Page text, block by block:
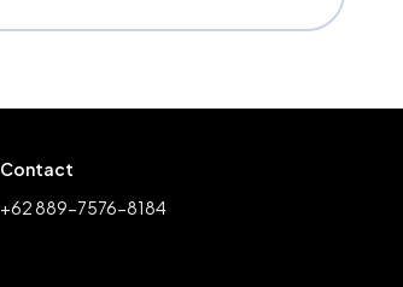
Contact
+62 889-7576-8184